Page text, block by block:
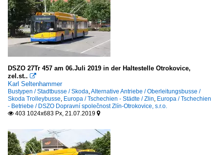
DSZO 27Tr 457 am 06.Juli 2019 in der Haltestelle Otrokovice,
zel.st.. 
Karl Seltenhammer
Bustypen / Stadtbusse / Skoda Alternative Antriebe / Oberleitungsbusse /
Skoda Trolleybusse Europa / Tschechien - Städte / Zlin Europa / Tschechien
- Betriebe / DSZO Dopravní společnost Zlín-Otrokovice, s.r.o.
 403 1024x683 Px, 21.07.2019 